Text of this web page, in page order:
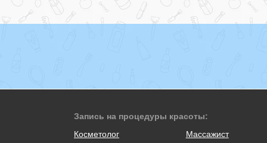
Запись на процедуры красоты:
Косметолог
Массажист